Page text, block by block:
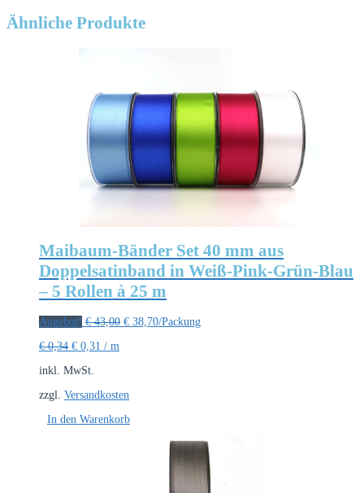
Ähnliche Produkte
Maibaum-Bänder Set 40 mm aus
Doppelsatinband in Weiß-Pink-Grün-Blau
– 5 Rollen à 25 m
Angebot! €43,00 Ursprünglicher
€ 38,70Aktueller
/Packung
€0,34 € 0,31 / m
inkl. MwSt.
zzgl. Versandkosten
In den Warenkorb